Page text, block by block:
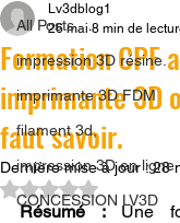
All Posts
impression 3D résine.
imprimante 3D FDM
filament 3d,
impression 3D en ligne
CONCESSION LV3D
Formation CPF
imprimante 3D
faut savoir.
Lv3dblog1
26 mai 8 min de
Dernière mise à jour :28
Noté NaN étoiles
Résumé : Une